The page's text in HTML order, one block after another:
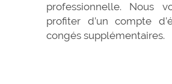
professionnelle. Nous
profiter d’un compte
congés